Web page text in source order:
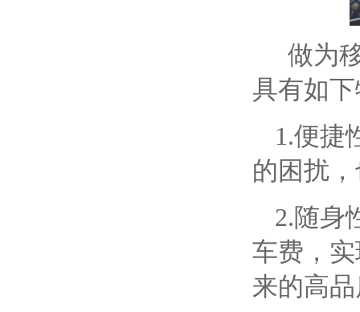
做为
具有如
1.便捷
的困扰
2.随身
车费，
来的高